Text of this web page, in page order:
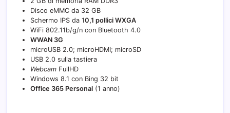
Disco eMMC da 32 GB
Schermo IPS da 10,1 pollici WXGA
WiFi 802.11b/g/n con Bluetooth 4.0
WWAN 3G
microUSB 2.0; microHDMI; microSD
USB 2.0 sulla tastiera
Webcam FullHD
Windows 8.1 con Bing 32 bit
Office 365 Personal (1 anno)